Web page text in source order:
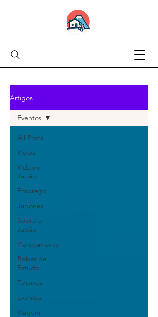
Artigos
All Posts
Vistos
Vida no
Japão
Emprego
Japonês
Sobre o
Japão
Planejamento
Bolsas de
Estudo
Festivais
Eventos
Viagem
Eventos